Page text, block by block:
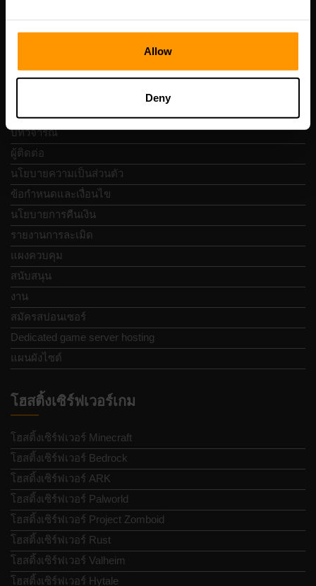
Allow
Deny
การนำทางแบบรวดเร็ว
บทวิจารณ์
ผู้ติดต่อ
นโยบายความเป็นส่วนตัว
ข้อกำหนดและเงื่อนไข
นโยบายการคืนเงิน
รายงานการละเมิด
แผงควบคุม
สนับสนุน
งาน
สมัครสปอนเซอร์
Dedicated game server hosting
แผนผังไซต์
โฮสติ้งเซิร์ฟเวอร์เกม
โฮสติ้งเซิร์ฟเวอร์ Minecraft
โฮสติ้งเซิร์ฟเวอร์ Bedrock
โฮสติ้งเซิร์ฟเวอร์ ARK
โฮสติ้งเซิร์ฟเวอร์ Palworld
โฮสติ้งเซิร์ฟเวอร์ Project Zomboid
โฮสติ้งเซิร์ฟเวอร์ Rust
โฮสติ้งเซิร์ฟเวอร์ Valheim
โฮสติ้งเซิร์ฟเวอร์ Hytale